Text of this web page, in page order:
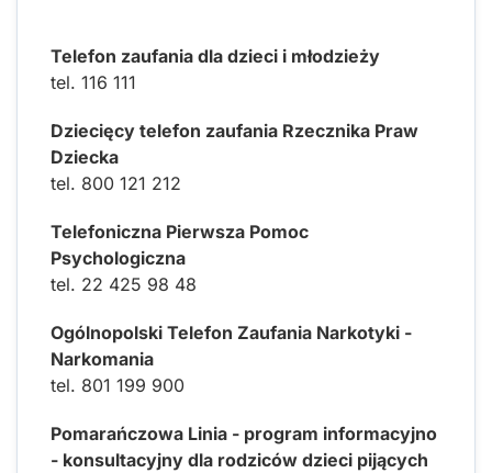
Telefon zaufania dla dzieci i młodzieży
tel. 116 111
Dziecięcy telefon zaufania Rzecznika Praw
Dziecka
tel. 800 121 212
Telefoniczna Pierwsza Pomoc
Psychologiczna
tel. 22 425 98 48
Ogólnopolski Telefon Zaufania Narkotyki -
Narkomania
tel. 801 199 900
Pomarańczowa Linia - program informacyjno
- konsultacyjny dla rodziców dzieci pijących